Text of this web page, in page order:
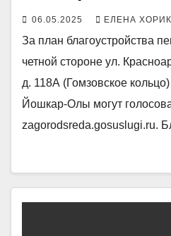
06.05.2025 ЕЛЕНА
За план благоустройства
четной стороне ул.
д. 118А (Гомзовское
Йошкар-Олы могут
zagorodsreda.gosuslugi.ru.